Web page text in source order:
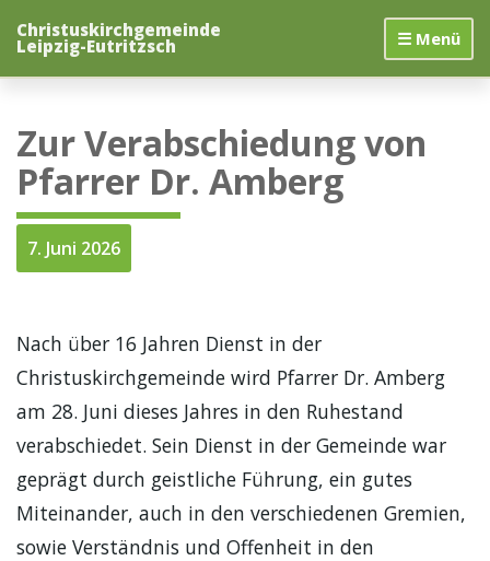
Inhalt
springen
Christuskirchgemeinde
Leipzig-Eutritzsch ☰ Menü
Zur Verabschiedung von
Pfarrer Dr. Amberg
7. Juni 2026
Nach über 16 Jahren Dienst in der
Christuskirchgemeinde wird Pfarrer Dr. Amberg
am 28. Juni dieses Jahres in den Ruhestand
verabschiedet. Sein Dienst in der Gemeinde war
geprägt durch geistliche Führung, ein gutes
Miteinander, auch in den verschiedenen Gremien,
sowie Verständnis und Offenheit in den